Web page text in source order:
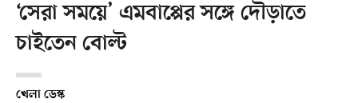
‘সেরা সময়ে’ এমবাপ্পের সঙ্গে দৌড়াতে
চাইতেন বোল্ট
খেলা ডেস্ক